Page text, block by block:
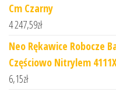
Cm Czarny
4 247,59zł
Neo Rękawice Robocze
Częściowo Nitrylem
6,15zł